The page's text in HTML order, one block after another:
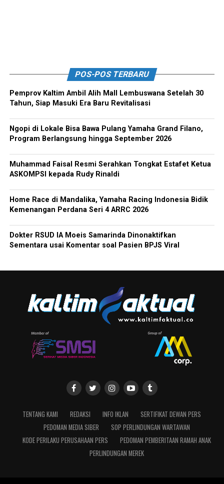
POS-POS TERBARU
Pemprov Kaltim Ambil Alih Mall Lembuswana Setelah 30
Tahun, Siap Masuki Era Baru Revitalisasi
Ngopi di Lokale Bisa Bawa Pulang Yamaha Grand Filano,
Program Berlangsung hingga September 2026
Muhammad Faisal Resmi Serahkan Tongkat Estafet Ketua
ASKOMPSI kepada Rudy Rinaldi
Home Race di Mandalika, Yamaha Racing Indonesia Bidik
Kemenangan Perdana Seri 4 ARRC 2026
Dokter RSUD IA Moeis Samarinda Dinonaktifkan
Sementara usai Komentar soal Pasien BPJS Viral
TENTANG KAMI REDAKSI INFO IKLAN
SERTIFIKAT DEWAN PERS
PEDOMAN MEDIA SIBER
SOP PERLINDUNGAN WARTAWAN
KODE PERILAKU PERUSAHAAN PERS
PEDOMAN PEMBERITAAN RAMAH ANAK
PERLINDUNGAN MEREK